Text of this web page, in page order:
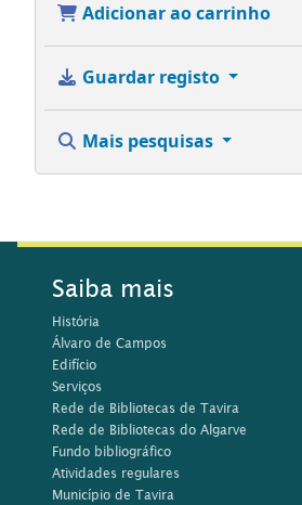
Adicionar ao carrinho
Guardar registo
Mais pesquisas
Saiba mais
História
Álvaro de Campos
Edifício
Serviços
Rede de Bibliotecas de Tavira
Rede de Bibliotecas do Algarve
Fundo bibliográfico
Atividades regulares
Município de Tavira